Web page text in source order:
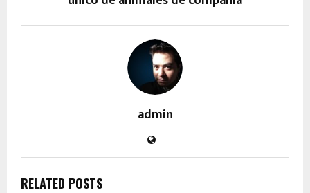
admin
RELATED POSTS